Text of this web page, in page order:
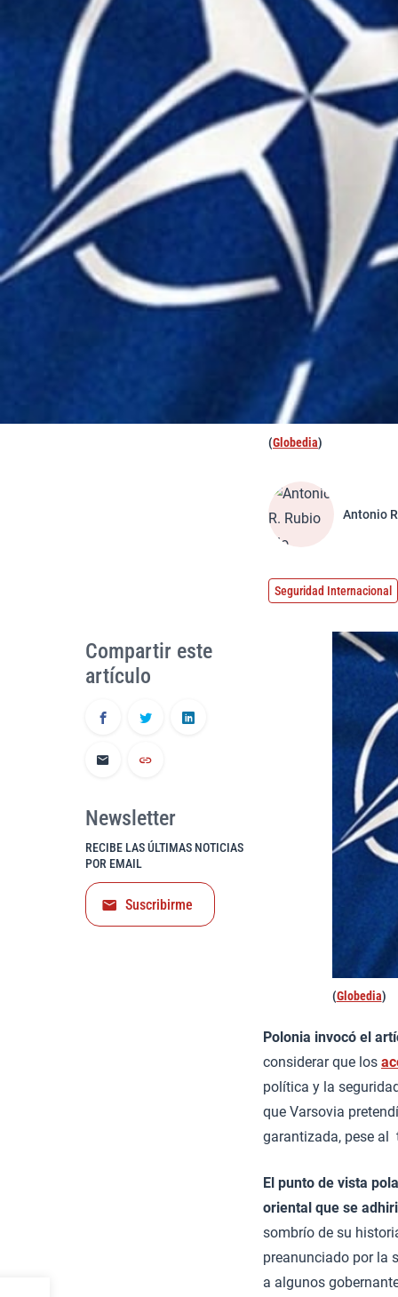
(Globedia)
Antonio
Seguridad Internacional
(Globedia)
Polonia invocó el
considerar que los
política y la
que Varsovia
garantizada, pese al
El punto de vista
oriental que se
sombrío de su
preanunciado por la
a algunos
Compartir este
artículo
Newsletter
RECIBE LAS ÚLTIMAS NOTICIAS
POR EMAIL
Suscribirme